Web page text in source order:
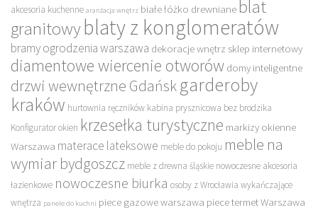
akcesoria kuchenne aranżacja wnętrz białe łóżko drewniane blat
granitowyblaty z konglomeratów
bramy ogrodzenia warszawa dekoracje wnętrz sklep internetowy
diamentowe wiercenie otworów domy inteligentne
drzwi wewnętrzne Gdańsk garderoby
kraków hurtownia ręczników kabina prysznicowa bez brodzika
Konfigurator okien krzesełka turystyczne markizy okienne
Warszawa materace lateksowe meble do pokoju meble na
wymiar bydgoszcz meble z drewna śląskie nowoczesne akcesoria
łazienkowe nowoczesne biurka osoby z Wrocławia wykańczające
wnętrza panele do kuchni piece gazowe warszawa piece termet Warszawa